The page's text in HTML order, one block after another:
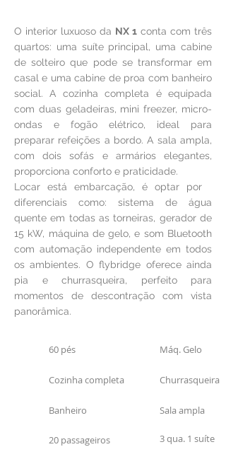
O interior luxuoso da NX 1 conta com três
quartos: uma suíte principal, uma cabine
de solteiro que pode se transformar em
casal e uma cabine de proa com banheiro
social. A cozinha completa é equipada
com duas geladeiras, mini freezer, micro-
ondas e fogão elétrico, ideal para
preparar refeições a bordo. A sala ampla,
com dois sofás e armários elegantes,
proporciona conforto e praticidade.
Locar está embarcação, é optar por
diferenciais como: sistema de água
quente em todas as torneiras, gerador de
15 kW, máquina de gelo, e som Bluetooth
com automação independente em todos
os ambientes. O flybridge oferece ainda
pia e churrasqueira, perfeito para
momentos de descontração com vista
panorâmica.
60 pés Máq. Gelo
Cozinha completa Churrasqueira
Banheiro
20 passageiros
Sala ampla
3 qua. 1 suíte